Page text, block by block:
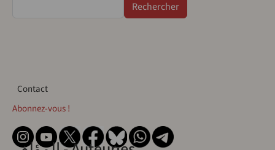
Contact
Contact
Abonnez-vous !